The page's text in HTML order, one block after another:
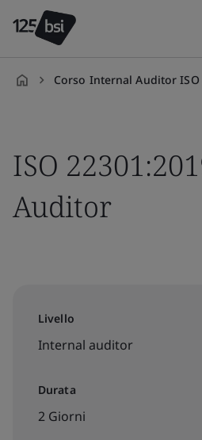
Corso Internal Auditor ISO
ISO
Auditor
Livello
Internal auditor
Durata
2 Giorni